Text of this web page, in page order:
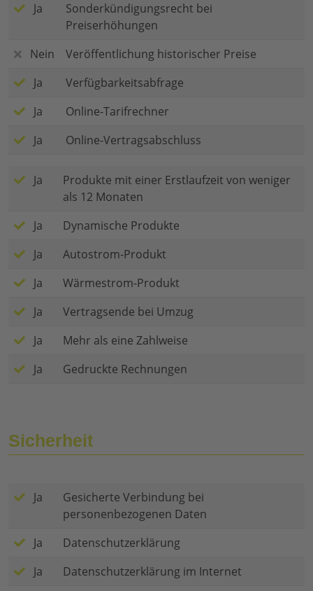
Ja
Sonderkündigungsrecht bei
Preiserhöhungen
Nein
Veröffentlichung historischer Preise
Ja
Verfügbarkeitsabfrage
Ja
Online-Tarifrechner
Ja
Online-Vertragsabschluss
Ja
Produkte mit einer Erstlaufzeit von weniger
als 12 Monaten
Ja
Dynamische Produkte
Ja
Autostrom-Produkt
Ja
Wärmestrom-Produkt
Ja
Vertragsende bei Umzug
Ja
Mehr als eine Zahlweise
Ja
Gedruckte Rechnungen
Sicherheit
Ja
Gesicherte Verbindung bei
personenbezogenen Daten
Ja
Datenschutzerklärung
Ja
Datenschutzerklärung im Internet